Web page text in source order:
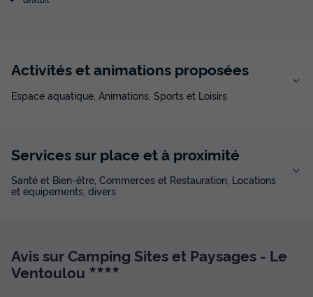
Mobilhome 6 personnes - Cottage Select
TV LV Clim - 3 Ch / 2 Salles d'eau - 6 pers.
Surface
Adultes Chambres
Terrasse semi-couverte
Mobilhome 6 personnes - Cottage Select TV LV Clim - 3 Ch
/ 2 Salles d'eau - 6 pers.
Activités et animations proposées
Espace aquatique, Animations, Sports et Loisirs
Services sur place et à proximité
Santé et Bien-être, Commerces et Restauration, Locations
et équipements, divers
Avis sur Camping Sites et Paysages - Le
Ventoulou ★★★★